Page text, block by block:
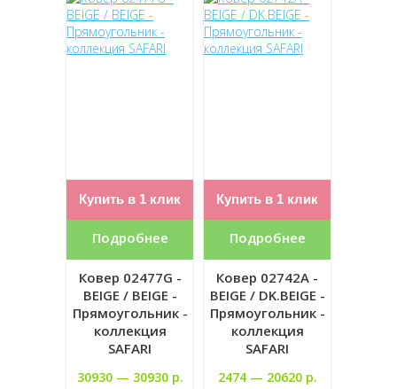
Купить в 1 клик
Подробнее
Ковер 02477G -
BEIGE / BEIGE -
Прямоугольник -
коллекция
SAFARI
30930 — 30930 р.
Купить в 1 клик
Подробнее
Ковер 02742A -
BEIGE / DK.BEIGE -
Прямоугольник -
коллекция
SAFARI
2474 — 20620 р.